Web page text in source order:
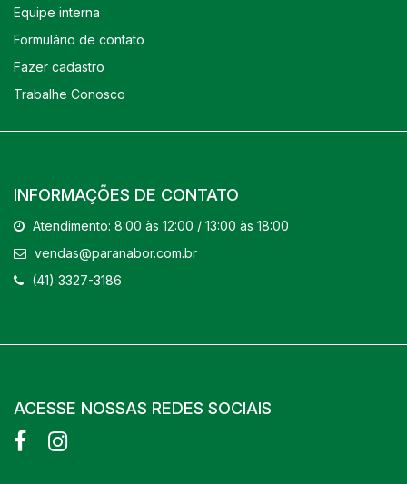
Equipe interna
Formulário de contato
Fazer cadastro
Trabalhe Conosco
INFORMAÇÕES DE CONTATO
Atendimento: 8:00 às 12:00 / 13:00 às 18:00
vendas@paranabor.com.br
(41) 3327-3186
ACESSE NOSSAS REDES SOCIAIS